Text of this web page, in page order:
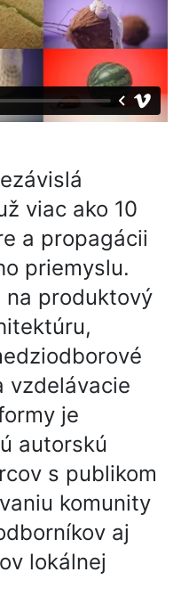
viac ako 10
a propagácii
priemyslu.
na produktový
vzdelávacie
je
autorskú
s publikom
komunity
aj
lokálnej